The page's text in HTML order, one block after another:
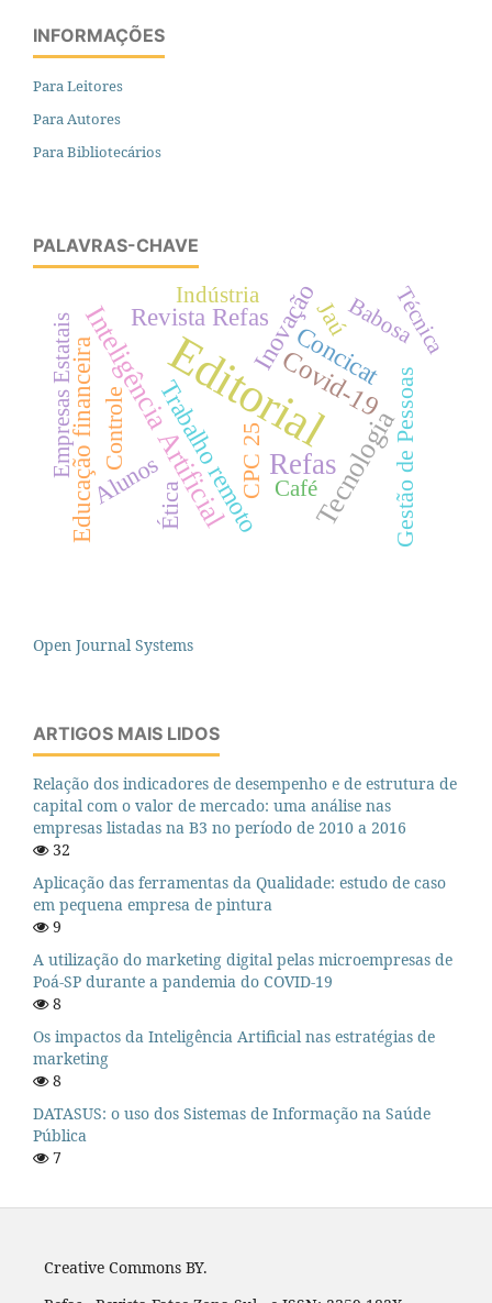
INFORMAÇÕES
Para Leitores
Para Autores
Para Bibliotecários
PALAVRAS-CHAVE
Editorial
Refas
Inteligência Artificial Tecnologia
Covid-19
Educação financeira
Revista RefasInovaçãoConcicat
Trabalho remoto
CPC 25
Jaú
Alunos Gestão de Pessoas
Controle
Ética
Indústria Babosa
Empresas Estatais
Café
Técnica
Open Journal Systems
ARTIGOS MAIS LIDOS
Relação dos indicadores de desempenho e de estrutura de
capital com o valor de mercado: uma análise nas
empresas listadas na B3 no período de 2010 a 2016
32
Aplicação das ferramentas da Qualidade: estudo de caso
em pequena empresa de pintura
9
A utilização do marketing digital pelas microempresas de
Poá-SP durante a pandemia do COVID-19
8
Os impactos da Inteligência Artificial nas estratégias de
marketing
8
DATASUS: o uso dos Sistemas de Informação na Saúde
Pública
7
Creative Commons BY.